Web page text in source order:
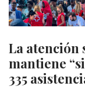
La atención
mantiene
335